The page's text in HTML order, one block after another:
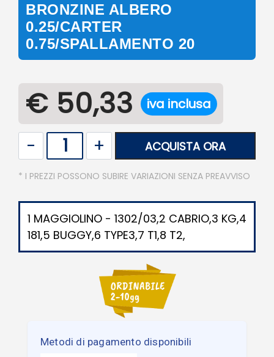
BRONZINE ALBERO
0.25/CARTER
0.75/SPALLAMENTO 20
€ 50,33 iva inclusa
ACQUISTA ORA
* I PREZZI POSSONO SUBIRE VARIAZIONI SENZA PREAVVISO
1 MAGGIOLINO - 1302/03,2 CABRIO,3 KG,4
181,5 BUGGY,6 TYPE3,7 T1,8 T2,
Metodi di pagamento disponibili